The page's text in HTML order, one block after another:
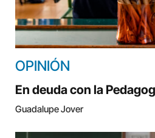
OPINIÓN
En deuda con la
Guadalupe Jover